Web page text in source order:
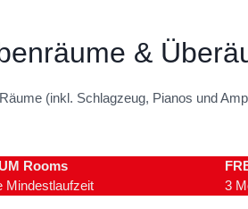
&
(inkl. Schlagzeug, Pianos und
Rooms
Mindestlaufzeit
3